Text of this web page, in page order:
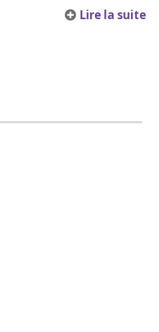
Lire la suite